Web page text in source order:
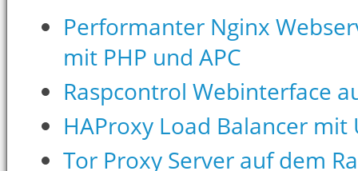
Performanter Nginx
mit PHP und APC
Raspcontrol Webinterface
HAProxy Load Balancer
Tor Proxy Server auf dem